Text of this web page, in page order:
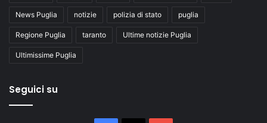
News Puglia notizie polizia di stato puglia
Regione Puglia taranto Ultime notizie Puglia
Ultimissime Puglia
Seguici su